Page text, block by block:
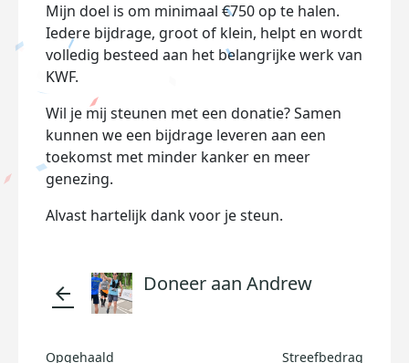
Mijn doel is om minimaal €750 op te halen.
Iedere bijdrage, groot of klein, helpt en wordt
volledig besteed aan het belangrijke werk van
KWF.
Wil je mij steunen met een donatie? Samen
kunnen we een bijdrage leveren aan een
toekomst met minder kanker en meer
genezing.
Alvast hartelijk dank voor je steun.
arrow_back Doneer aan Andrew
Opgehaald Streefbedrag